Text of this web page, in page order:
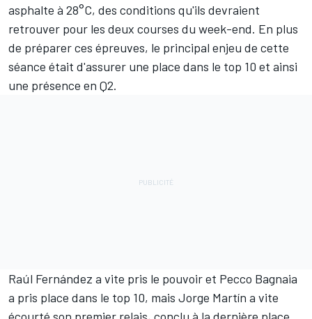
asphalte à 28°C, des conditions qu'ils devraient
retrouver pour les deux courses du week-end. En plus
de préparer ces épreuves, le principal enjeu de cette
séance était d'assurer une place dans le top 10 et ainsi
une présence en Q2.
Raúl Fernández a vite pris le pouvoir et Pecco Bagnaia
a pris place dans le top 10, mais Jorge Martín a vite